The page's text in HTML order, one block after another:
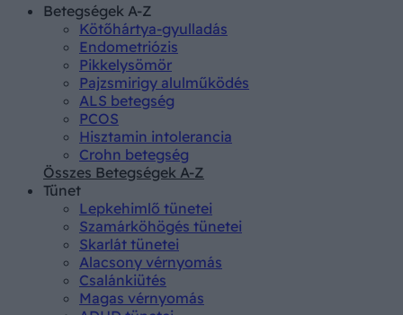
Betegségek A-Z
Kötőhártya-gyulladás
Endometriózis
Pikkelysömör
Pajzsmirigy alulműködés
ALS betegség
PCOS
Hisztamin intolerancia
Crohn betegség
Összes Betegségek A-Z
Tünet
Lepkehimlő tünetei
Szamárköhögés tünetei
Skarlát tünetei
Alacsony vérnyomás
Csalánkiütés
Magas vérnyomás